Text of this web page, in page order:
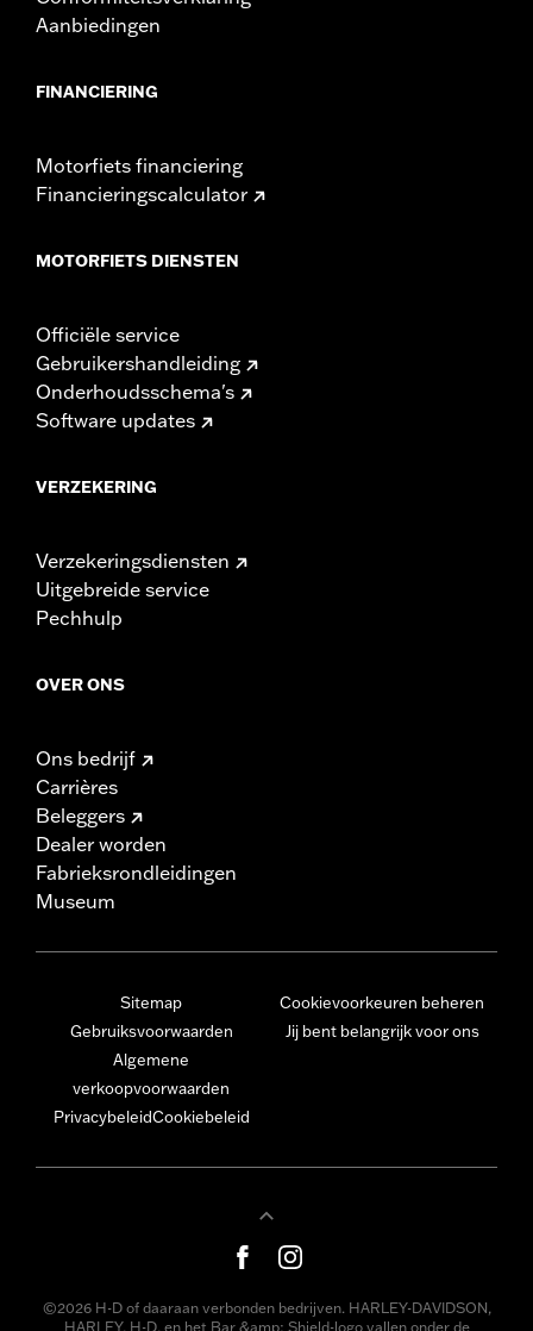
Aanbiedingen
FINANCIERING
Motorfiets financiering
Financieringscalculator
MOTORFIETS DIENSTEN
Officiële service
Gebruikershandleiding
Onderhoudsschema's
Software updates
VERZEKERING
Verzekeringsdiensten
Uitgebreide service
Pechhulp
OVER ONS
Ons bedrijf
Carrières
Beleggers
Dealer worden
Fabrieksrondleidingen
Museum
Sitemap
Gebruiksvoorwaarden
Algemene
verkoopvoorwaarden
PrivacybeleidCookiebeleid
Cookievoorkeuren beheren
Jij bent belangrijk voor ons
©2026 H-D of daaraan verbonden bedrijven. HARLEY-DAVIDSON,
HARLEY, H-D, en het Bar &amp; Shield-logo vallen onder de